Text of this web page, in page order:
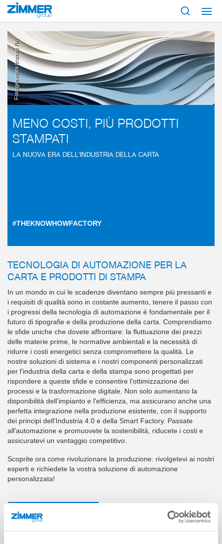
Inizio Settori Carta e stampa
Foto generata tramite l'IA
MENO COSTI, PIÙ PRODOTTI
STAMPATI
LA NUOVA ERA DELL'INDUSTRIA DELLA CARTA
#THEKNOWHOWFACTORY
TECNOLOGIA DI AUTOMAZIONE PER LA
CARTA E PRODOTTI DI STAMPA
In un mondo in cui le scadenze diventano sempre più pressanti e
i requisiti di qualità sono in costante aumento, tenere il passo con
i progressi della tecnologia di automazione è fondamentale per il
futuro di tipografie e della produzione della carta. Comprendiamo
le sfide uniche che dovete affrontare: la fluttuazione dei prezzi
delle materie prime, le normative ambientali e la necessità di
ridurre i costi energetici senza compromettere la qualità. Le
nostre soluzioni di sistema e i nostri componenti personalizzati
per l'industria della carta e della stampa sono progettati per
rispondere a queste sfide e consentire l'ottimizzazione dei
processi e la trasformazione digitale. Non solo aumentano la
disponibilità dell’impianto e l'efficienza, ma assicurano anche una
perfetta integrazione nella produzione esistente, con il supporto
dei principi dell'Industria 4.0 e della Smart Factory. Passate
all'automazione e promuovete la sostenibilità, riducete i costi e
assicuratevi un vantaggio competitivo.
Scoprite ora come rivoluzionare la produzione: rivolgetevi ai nostri
esperti e richiedete la vostra soluzione di automazione
personalizzata!